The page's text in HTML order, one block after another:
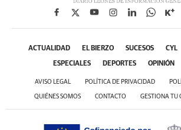
ACTUALIDAD EL BIERZO SUCESOS CYL
ESPECIALES DEPORTES OPINIÓN
AVISO LEGAL POLÍTICA DE PRIVACIDAD
QUIÉNES SOMOS CONTACTO GESTIONA TU